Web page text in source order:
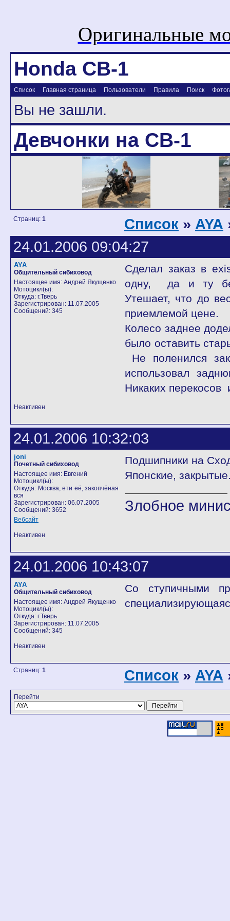
Оригинальные
Honda CB-1
Список Главная страница Пользователи Правила Поиск
Вы не зашли.
Девчонки на CB-1
Страниц: 1 Список » AYA
24.01.2006 09:04:27
AYA
Общительный сибиховод
Настоящее имя: Андрей Якущенко
Мотоцикл(ы):
Откуда: г.Тверь
Зарегистрирован: 11.07.2005
Сообщений: 345
Сделал заказ в
одну, да и ту
Утешает, что до
приемлемой цене.
Колесо заднее
было оставить
Не поленился
использовал
Никаких перекосов
Неактивен
24.01.2006 10:32:03
joni
Почетный сибиховод
Настоящее имя: Евгений
Мотоцикл(ы):
Откуда: Москва, ети её, закопчёная
вся
Зарегистрирован: 06.07.2005
Сообщений: 3652
Вебсайт
Подшипники на
Японские,
Злобное
Неактивен
24.01.2006 10:43:07
AYA
Общительный сибиховод
Настоящее имя: Андрей Якущенко
Мотоцикл(ы):
Откуда: г.Тверь
Зарегистрирован: 11.07.2005
Сообщений: 345
Со ступичными
Неактивен
Страниц: 1 Список » AYA
Перейти